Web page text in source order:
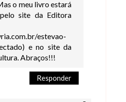
o meu livro estará
site da Editora
estevao-
e no site da
Abraços!!!
Responder